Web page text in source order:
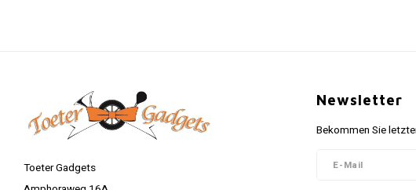
Toeter Gadgets
Newsletter
Bekommen Sie